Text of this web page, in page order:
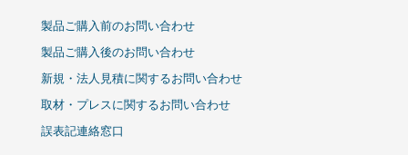
製品ご購入前のお問い合わせ
製品ご購入後のお問い合わせ
新規・法人見積に関するお問い合わせ
取材・プレスに関するお問い合わせ
誤表記連絡窓口